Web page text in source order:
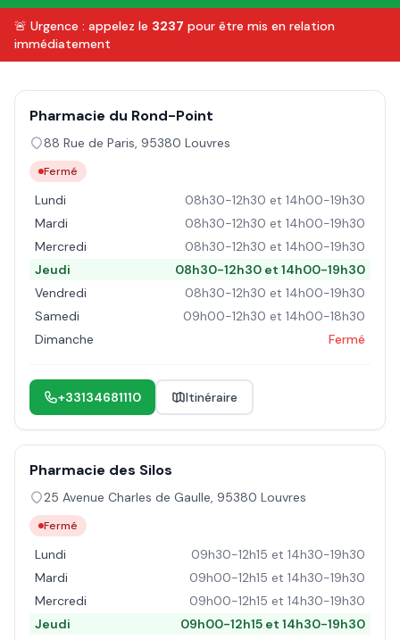
🚨 Urgence : appelez le 3237 pour être mis en relation
immédiatement
Pharmacie du Rond-Point
88 Rue de Paris, 95380 Louvres
Fermé
Lundi
08h30-12h30 et 14h00-19h30
Mardi
08h30-12h30 et 14h00-19h30
Mercredi
08h30-12h30 et 14h00-19h30
Jeudi
08h30-12h30 et 14h00-19h30
Vendredi
08h30-12h30 et 14h00-19h30
Samedi
09h00-12h30 et 14h00-18h30
Dimanche
Fermé
+33134681110 Itinéraire
Pharmacie des Silos
25 Avenue Charles de Gaulle, 95380 Louvres
Fermé
Lundi
09h30-12h15 et 14h30-19h30
Mardi
09h00-12h15 et 14h30-19h30
Mercredi
09h00-12h15 et 14h30-19h30
Jeudi
09h00-12h15 et 14h30-19h30